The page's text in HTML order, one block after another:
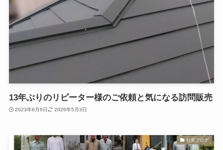
13年ぶりのリピーター様のご依頼と気になる訪問販売
2023年6月6日 2026年5月3日
社長ブログ